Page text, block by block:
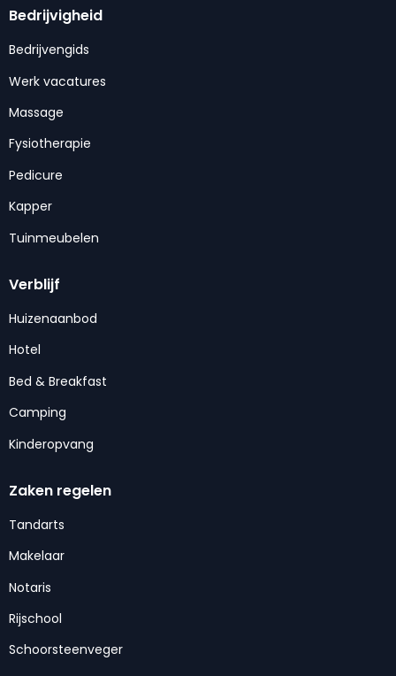
Bedrijvigheid
Bedrijvengids
Werk vacatures
Massage
Fysiotherapie
Pedicure
Kapper
Tuinmeubelen
Verblijf
Huizenaanbod
Hotel
Bed & Breakfast
Camping
Kinderopvang
Zaken regelen
Tandarts
Makelaar
Notaris
Rijschool
Schoorsteenveger